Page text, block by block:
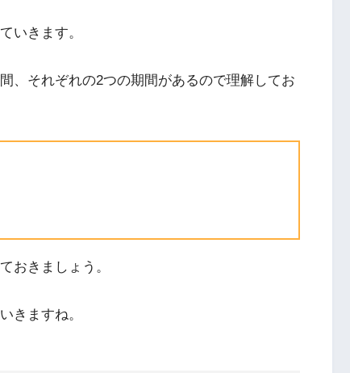
いきます。
、それぞれの2つの期間があるので理解してお
おきましょう。
きますね。